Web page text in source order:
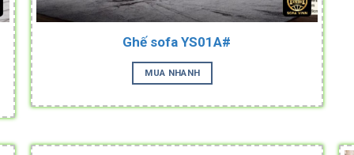
Bề mặt sẽ không bị thấm nước (minh hoạ hình ảnh)
Ghế sofa YS01A#
MUA NHANH